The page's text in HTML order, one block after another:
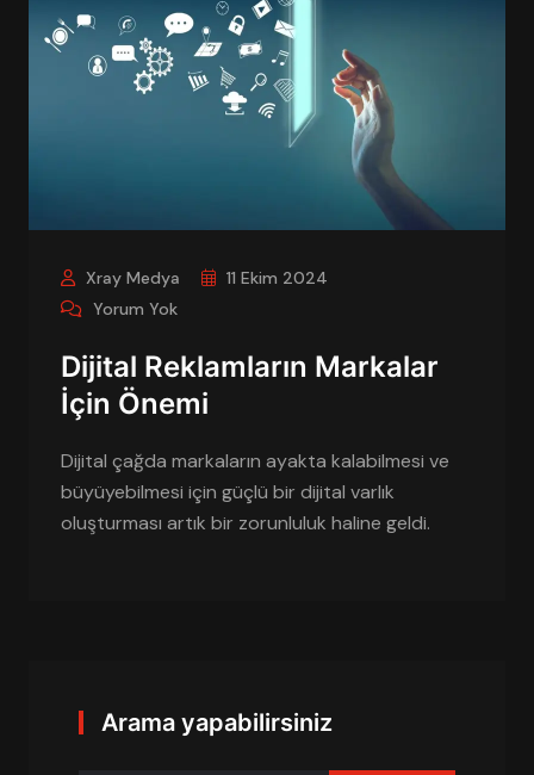
Xray Medya
11 Ekim 2024
Yorum Yok
Dijital Reklamların Markalar
İçin Önemi
Dijital çağda markaların ayakta kalabilmesi ve
büyüyebilmesi için güçlü bir dijital varlık
oluşturması artık bir zorunluluk haline geldi.
Arama yapabilirsiniz